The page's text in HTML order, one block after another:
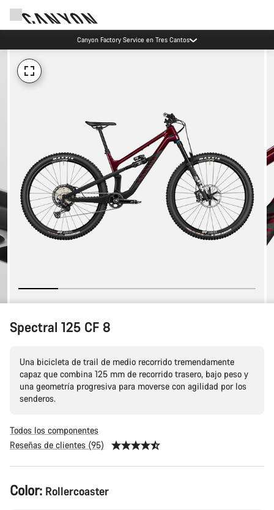
Canyon Factory Service en Tres Cantos
Spectral 125 CF 8
Una bicicleta de trail de medio recorrido tremendamente
capaz que combina 125 mm de recorrido trasero, bajo peso y
una geometría progresiva para moverse con agilidad por los
senderos.
Todos los componentes
Reseñas de clientes (95)
Configuración
del
Color: Rollercoaster